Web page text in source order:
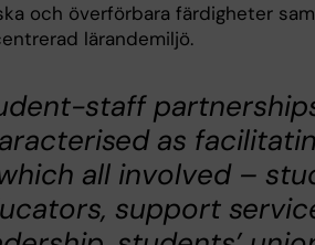
och överförbara färdigheter
lärandemiljö.
staff
as
all involved –
support